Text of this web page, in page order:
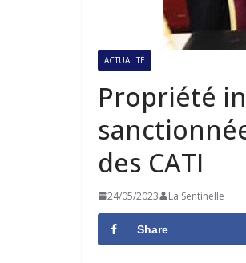
ACTUALITÉ
Propriété
des CATI
24/05/2023 La Sentinelle
Share